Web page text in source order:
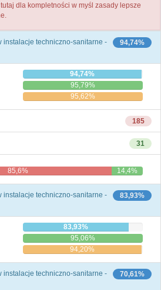
dla kompletności w myśl zasady lepsze
94,74%
instalacje techniczno-sanitarne -
94,74%
95,79%
95,62%
185
31
85,6% 14,4%
83,93%
instalacje techniczno-sanitarne -
83,93%
95,06%
94,20%
70,61%
instalacje techniczno-sanitarne -